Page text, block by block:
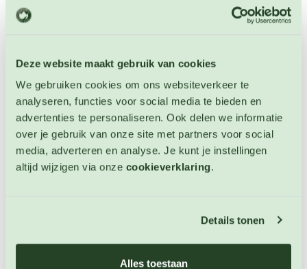
Deze website maakt gebruik van cookies
We gebruiken cookies om ons websiteverkeer te
analyseren, functies voor social media te bieden en
advertenties te personaliseren. Ook delen we informatie
over je gebruik van onze site met partners voor social
media, adverteren en analyse. Je kunt je instellingen
altijd wijzigen via onze cookieverklaring.
Details tonen
Alles toestaan
Veldsla Grote Noordhollandse